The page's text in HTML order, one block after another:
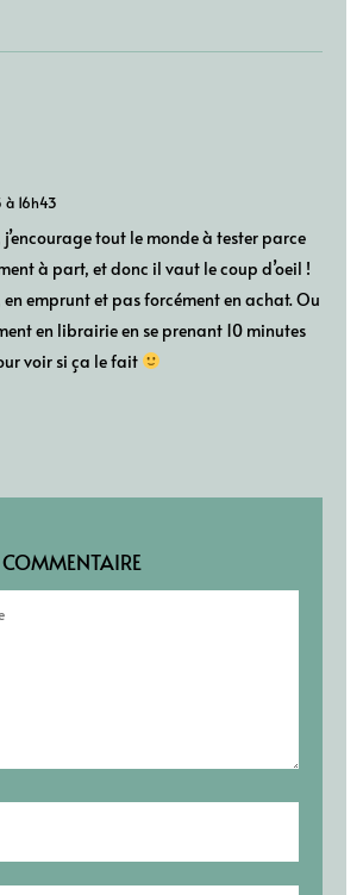
16h43
j’encourage tout le monde à tester parce
à part, et donc il vaut le coup d’oeil !
emprunt et pas forcément en achat. Ou
en librairie en se prenant 10 minutes
voir si ça le fait